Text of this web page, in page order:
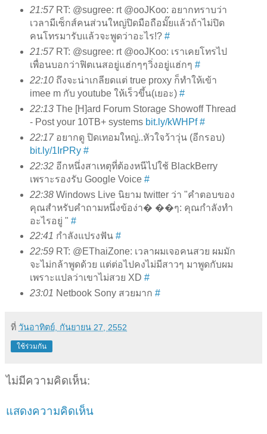
21:57RT: @sugree: rt @ooJKoo: อยากทราบว่า
เวลามีเซ็กส์คนส่วนใหญ่ปิดมือถือมั๊ยแล้วถ้าไม่ปิด
คนโทรมารับแล้วจะพูดว่าอะไร!? #
21:57RT: @sugree: rt @ooJKoo: เราเคยโทรไป
เพื่อนบอกว่าฟิตเนสอยู่แฮ่กๆๆวิ่งอยู่แฮ่กๆ #
22:10ถึงจะน่าเกลียดแต่ true proxy ก็ทำให้เข้า
imee m กับ youtube ให้เร็วขึ้น(เยอะ) #
22:13The [H]ard Forum Storage Showoff Thread
- Post your 10TB+ systems bit.ly/kWHPf #
22:17อยากดู ปิดเทอมใหญ่..หัวใจว้าวุ่น (อีกรอบ)
bit.ly/1IrPRy #
22:32อีกหนึ่งสาเหตุที่ต้องหนีไปใช้ BlackBerry
เพราะรองรับ Google Voice #
22:38Windows Live นิยาม twitter ว่า "คำตอบของ
คุณสำหรับคำถามหนึ่งข้อง่า� ��ๆ: คุณกำลังทำ
อะไรอยู่ " #
22:41 กำลังแปรงฟัน #
22:59RT: @EThaiZone: เวลาผมเจอคนสวย ผมมัก
จะไม่กล้าพูดด้วย แต่ต่อไปคงไม่มีสาวๆ มาพูดกับผม
เพราะแปลว่าเขาไม่สวย XD #
23:01 Netbook Sony สวยมาก #
ที่ วันอาทิตย์, กันยายน 27, 2552
ใช้ร่วมกัน
ไม่มีความคิดเห็น:
แสดงความคิดเห็น